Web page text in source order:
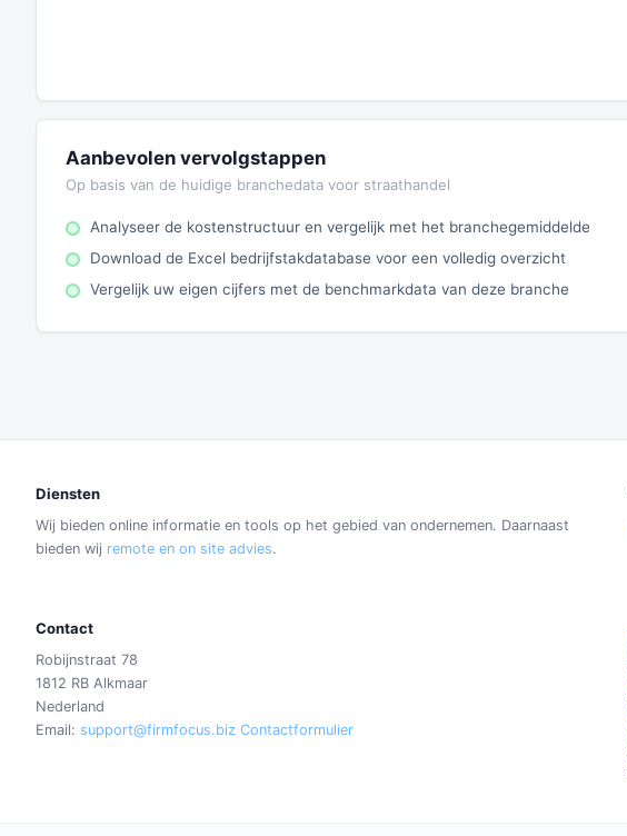
Aanbevolen vervolgstappen
Op basis van de huidige branchedata voor straathandel
Analyseer de kostenstructuur en vergelijk met het branchegemiddelde
Download de Excel bedrijfstakdatabase voor een volledig overzicht
Vergelijk uw eigen cijfers met de benchmarkdata van deze branche
Diensten
Wij bieden online informatie en tools op het gebied van ondernemen. Daarnaast
bieden wij remote en on site advies.
Contact
Robijnstraat 78
1812 RB Alkmaar
Nederland
Email: support@firmfocus.biz Contactformulier